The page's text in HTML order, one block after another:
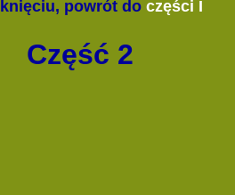
powrót do części I
Część 2